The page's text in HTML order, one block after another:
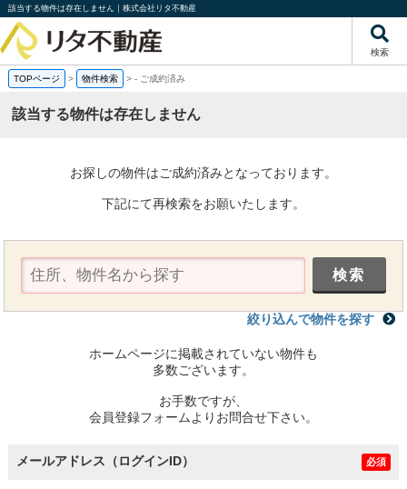
該当する物件は存在しません｜株式会社リタ不動産
検索
TOPページ > 物件検索 >- ご成約済み
該当する物件は存在しません
お探しの物件はご成約済みとなっております。
下記にて再検索をお願いたします。
絞り込んで物件を探す
ホームページに掲載されていない物件も
多数ございます。
お手数ですが、
会員登録フォームよりお問合せ下さい。
メールアドレス（ログインID） 必須